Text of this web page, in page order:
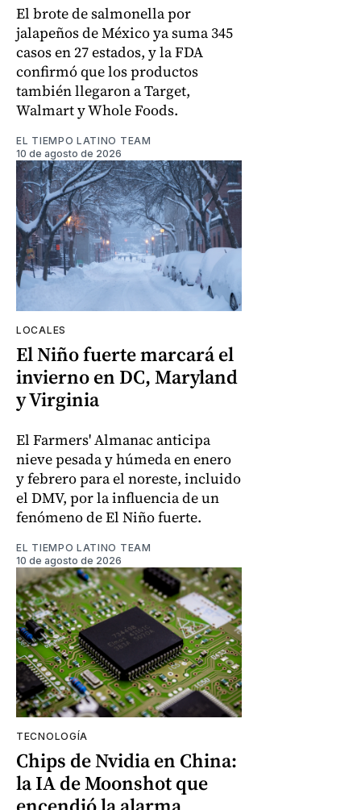
El brote de salmonella por
jalapeños de México ya suma 345
casos en 27 estados, y la FDA
confirmó que los productos
también llegaron a Target,
Walmart y Whole Foods.
EL TIEMPO LATINO TEAM
10 de agosto de 2026
LOCALES
El Niño fuerte marcará el
invierno en DC, Maryland
y Virginia
El Farmers' Almanac anticipa
nieve pesada y húmeda en enero
y febrero para el noreste, incluido
el DMV, por la influencia de un
fenómeno de El Niño fuerte.
EL TIEMPO LATINO TEAM
10 de agosto de 2026
TECNOLOGÍA
Chips de Nvidia en China:
la IA de Moonshot que